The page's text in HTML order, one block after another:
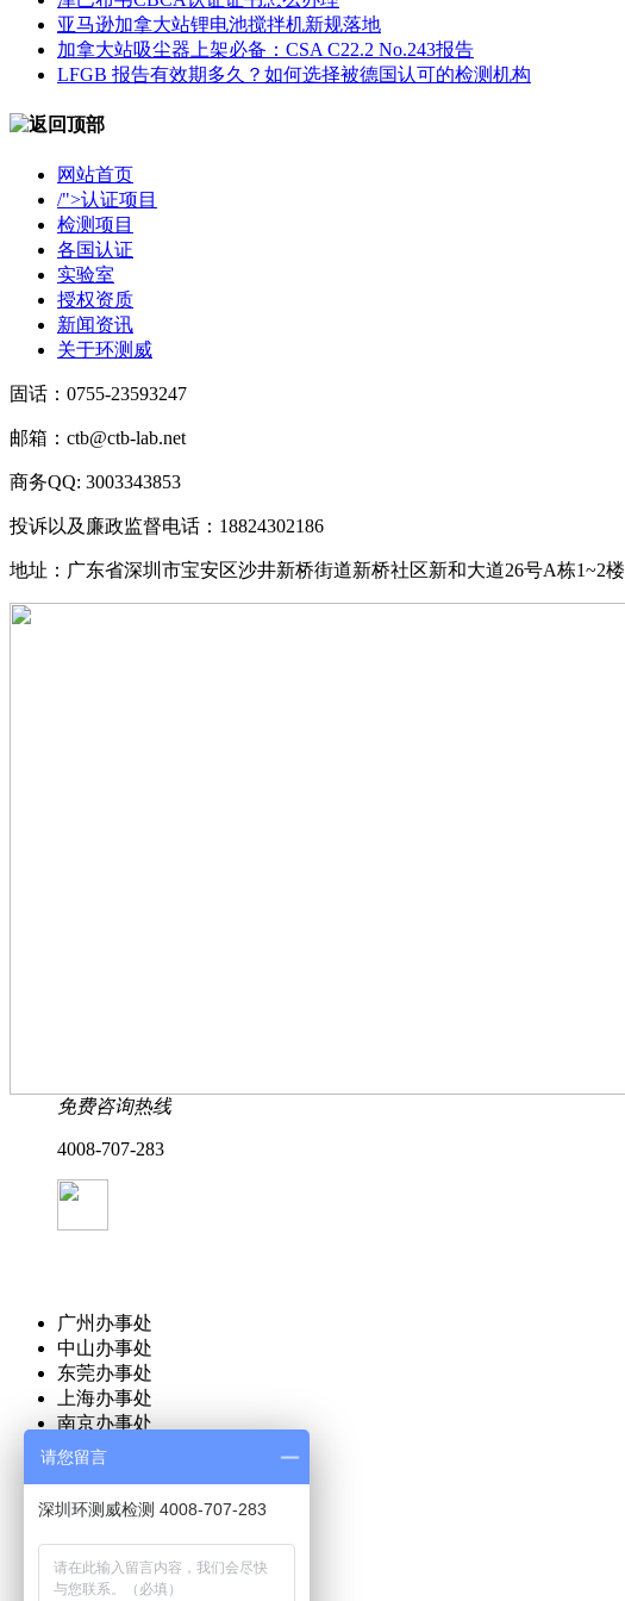
​亚马逊加拿大站锂电池搅拌机新规落地
加拿大站吸尘器上架必备：CSA C22.2 No.243报告
LFGB 报告有效期多久？如何选择被德国认可的检测机构
网站首页
/">认证项目
检测项目
各国认证
实验室
授权资质
新闻资讯
关于环测威
固话：0755-23593247
邮箱：ctb@ctb-lab.net
商务QQ: 3003343853
投诉以及廉政监督电话：18824302186
地址：广东省深圳市宝安区沙井新桥街道新桥社区新和大道26号A栋1~2楼
免费咨询热线
4008-707-283
广州办事处
中山办事处
东莞办事处
上海办事处
南京办事处
武汉办事处
北京办事处
合肥办事处
重庆办事处
杭州办事处
请您留言
深圳环测威检测 4008-707-283